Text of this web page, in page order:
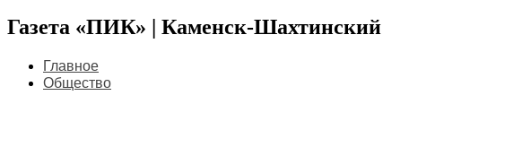
Газета «ПИК» | Каменск-Шахтинский
Главное
Общество